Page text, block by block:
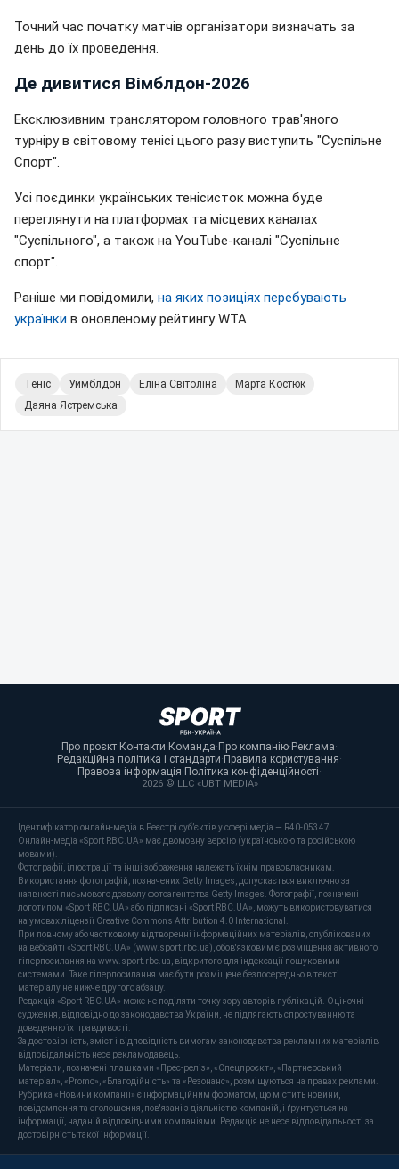
Точний час початку матчів організатори визначать за
день до їх проведення.
Де дивитися Вімблдон-2026
Ексклюзивним транслятором головного трав'яного
турніру в світовому тенісі цього разу виступить "Суспільне
Спорт".
Усі поєдинки українських тенісисток можна буде
переглянути на платформах та місцевих каналах
"Суспільного", а також на YouTube-каналі "Суспільне
спорт".
Раніше ми повідомили, на яких позиціях перебувають
українки в оновленому рейтингу WTA.
Теніс Уимблдон Еліна Світоліна
Марта Костюк
Даяна Ястремська
Про проєкт·Контакти·Команда·Про компанію·Реклама·
Редакційна політика і стандарти·Правила користування·
Правова інформація·Політика конфіденційності·
2026 © LLC «UBT MEDIA»
Ідентифікатор онлайн-медіа в Реєстрі суб’єктів у сфері медіа — R40-05347
Онлайн-медіа «Sport RBC.UA» має двомовну версію (українською та російською
мовами).
Фотографії, ілюстрації та інші зображення належать їхнім правовласникам.
Використання фотографій, позначених Getty Images, допускається виключно за
наявності письмового дозволу фотоагентства Getty Images. Фотографії, позначені
логотипом «Sport RBC.UA» або підписані «Sport RBC.UA», можуть використовуватися
на умовах ліцензії Creative Commons Attribution 4.0 International.
При повному або частковому відтворенні інформаційних матеріалів, опублікованих
на вебсайті «Sport RBC.UA» (www.sport.rbc.ua), обов'язковим є розміщення активного
гіперпосилання на www.sport.rbc.ua, відкритого для індексації пошуковими
системами. Таке гіперпосилання має бути розміщене безпосередньо в тексті
матеріалу не нижче другого абзацу.
Редакція «Sport RBC.UA» може не поділяти точку зору авторів публікацій. Оціночні
судження, відповідно до законодавства України, не підлягають спростуванню та
доведенню їх правдивості.
За достовірність, зміст і відповідність вимогам законодавства рекламних матеріалів
відповідальність несе рекламодавець.
Матеріали, позначені плашками «Прес-реліз», «Спецпроєкт», «Партнерський
матеріал», «Promo», «Благодійність» та «Резонанс», розміщуються на правах реклами.
Рубрика «Новини компанії» є інформаційним форматом, що містить новини,
повідомлення та оголошення, пов'язані з діяльністю компаній, і ґрунтується на
інформації, наданій відповідними компаніями. Редакція не несе відповідальності за
достовірність такої інформації.